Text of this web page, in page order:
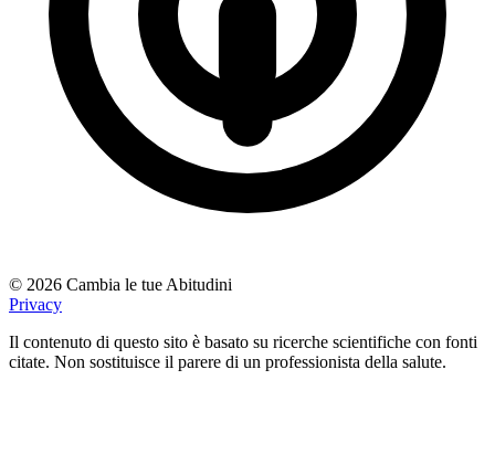
© 2026 Cambia le tue Abitudini
Privacy
Il contenuto di questo sito è basato su ricerche scientifiche con fonti
citate. Non sostituisce il parere di un professionista della salute.